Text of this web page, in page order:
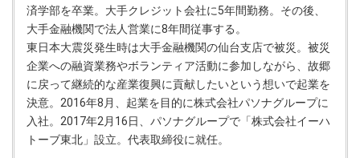
済学部を卒業。大手クレジット会社に5年間勤務。その後、
大手金融機関で法人営業に8年間従事する。
東日本大震災発生時は大手金融機関の仙台支店で被災。被災
企業への融資業務やボランティア活動に参加しながら、故郷
に戻って継続的な産業復興に貢献したいという想いで起業を
決意。2016年8月、起業を目的に株式会社パソナグループに
入社。2017年2月16日、パソナグループで「株式会社イーハ
トーブ東北」設立。代表取締役に就任。